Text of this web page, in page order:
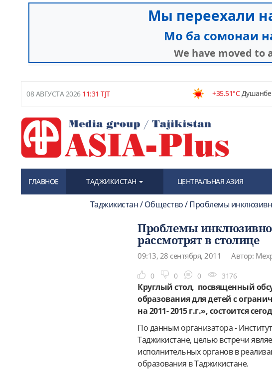
08 АВГУСТА 202611:31 TJT +35.51°CДушанбе
ГЛАВНОЕ ТАДЖИКИСТАН ЦЕНТРАЛЬНАЯ АЗИЯ
Таджикистан / Общество / Проблемы
Проблемы
рассмотрят в столице
09:13, 28 сентября, 2011 Автор:
0 0 0 3176
Круглый стол, посвященный
образования для детей с
на 2011- 2015 г.г.», состоится
По данным организатора -
Таджикистане, целью встречи
исполнительных органов в
образования в Таджикистане.